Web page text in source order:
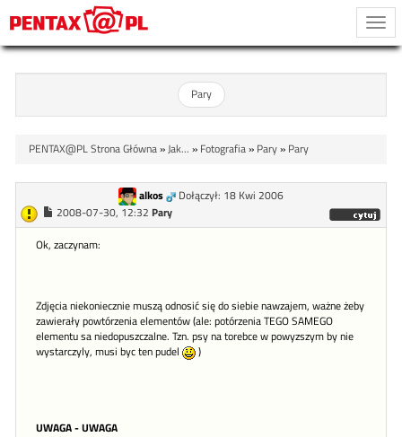
Pary
PENTAX@PL Strona Główna»Jak... » Fotografia» Pary» Pary
alkos
Dołączył: 18 Kwi 2006
2008-07-30, 12:32 Pary
Ok, zaczynam:
Zdjęcia niekoniecznie muszą odnosić się do siebie nawzajem, ważne żeby
zawierały powtórzenia elementów (ale: potórzenia TEGO SAMEGO
elementu sa niedopuszczalne. Tzn. psy na torebce w powyzszym by nie
wystarczyly, musi byc ten pudel
)
UWAGA - UWAGA